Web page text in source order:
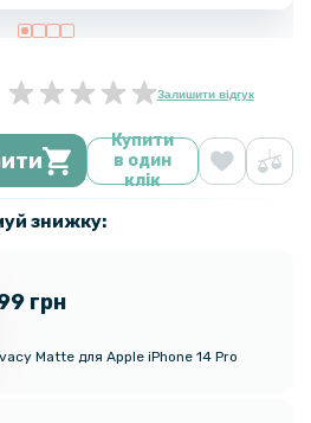
Залишити відгук
Купити
в один
клік
знижку:
грн
Matte для Apple iPhone 14 Pro